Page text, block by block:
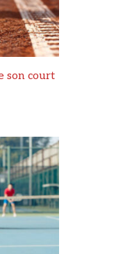
son court